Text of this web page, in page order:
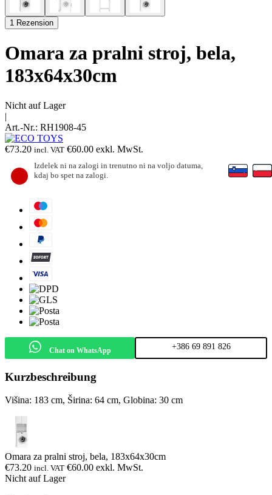
1 Rezension
Omara za pralni stroj, bela,
183x64x30cm
Nicht auf Lager
|
Art.-Nr.: RH1908-45
€73.20 incl. VAT €60.00 exkl. MwSt.
Izdelek ni na zalogi in trenutno ni na voljo datuma,
kdaj bo spet na zalogi.
Chat on WhatsApp +386 69 891 826
Kurzbeschreibung
Višina: 183 cm, Širina: 64 cm, Globina: 30 cm
Omara za pralni stroj, bela, 183x64x30cm
€73.20 incl. VAT €60.00 exkl. MwSt.
Nicht auf Lager